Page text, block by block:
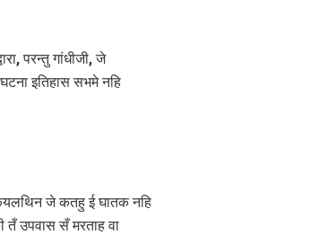
परन्तु गांधीजी, जे
इतिहास सभमे नहि
जे कतहु ई घातक नहि
तँ उपवास सँ मरताह वा